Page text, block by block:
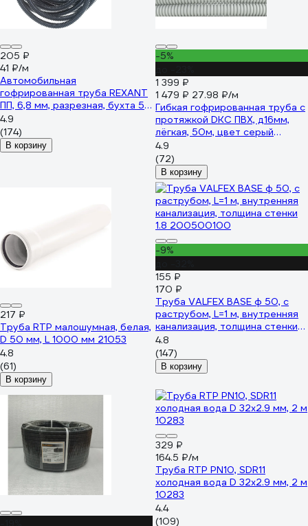
205 ₽
41 ₽/м
Автомобильная
гофрированная труба REXANT
ПП, 6,8 мм, разрезная, бухта 5
м/уп. 15-0705
4.9
(174)
В корзину
-5%
1 399 ₽
1 479 ₽ 27.98 ₽/м
Гибкая гофрированная труба с
протяжкой DKC ПВХ, д16мм,
лёгкая, 50м, цвет серый
9191650
4.9
(72)
В корзину
217 ₽
Труба RTP малошумная, белая,
D 50 мм, L 1000 мм 21053
4.8
(61)
В корзину
-9%
155 ₽
170 ₽
Труба VALFEX BASE ф 50, с
раструбом, L=1 м, внутренняя
канализация, толщина стенки
1.8 200500100
4.8
(147)
В корзину
329 ₽
164.5 ₽/м
Труба RTP PN10, SDR11
холодная вода D 32х2.9 мм, 2 м
10283
4.4
(109)